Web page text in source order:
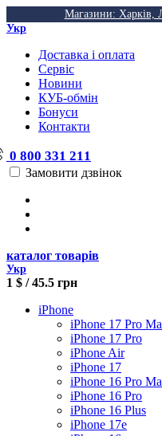
Магазини: Харків,
Укр
Доставка і оплата
Сервіс
Новини
КУБ-обмін
Бонуси
Контакти
0 800 331 211
Замовити дзвінок
каталог товарів
Укр
1 $ / 45.5 грн
iPhone
iPhone 17 Pro
iPhone 17 Pro
iPhone Air
iPhone 17
iPhone 16 Pro
iPhone 16 Pro
iPhone 16 Plus
iPhone 17e